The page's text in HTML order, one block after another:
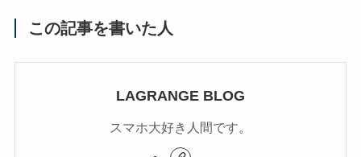
この記事を書いた人
LAGRANGE BLOG
スマホ大好き人間です。